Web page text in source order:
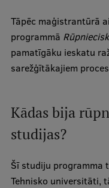
Innovation Centre
Mobility
International
Tāpēc maģistrantūrā
programmā
pamatīgāku ieskatu
sarežģītākajiem
Kādas bija
studijas?
Šī studiju programma
Tehnisko universitāti,